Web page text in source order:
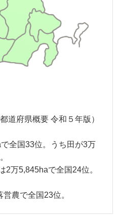
道府県概要 令和５年版）
全国33位。うち田が3万
2万5,845haで全国24位。
農で全国23位。